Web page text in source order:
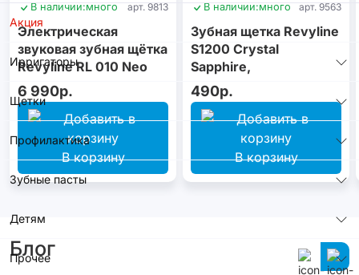
Акция
Ирригаторы
Щетки
Профилактика
Зубные пасты
Детям
Прочее
В наличии:много арт. 9813
Электрическая
звуковая зубная щётка
Revyline RL 010 Neo
Violet
6 990р.
В корзину
В наличии:много арт. 9563
Зубная щетка Revyline
S1200 Crystal
Sapphire,
монопучковая
490р.
В корзину
Блог